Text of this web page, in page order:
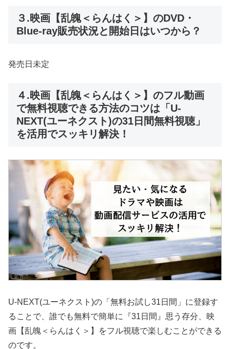
３.映画【乱魄＜らんはく＞】のDVD・
Blue-ray販売状況と開始日はいつから？
発売日未定
４.映画【乱魄＜らんはく＞】のフル動画
で無料視聴できる方法のコツは「U-
NEXT(ユーネクスト)の31日間無料視聴」
を活用でスッキリ解決！
U-NEXT(ユーネクスト)の「無料お試し31日間」に登録す
ることで、誰でも無料で簡単に『31日間』思う存分、映
画【乱魄＜らんはく＞】をフル視聴で楽しむことができる
のです。